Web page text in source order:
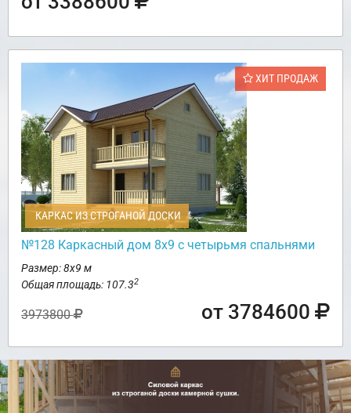
ХИТ ПРОДАЖ
КАРКАС ИЗ СТРОГАНОЙ ДОСКИ
№128 Каркасный дом 8х9 с четырьмя спальнями
Размер: 8х9 м
Общая площадь: 107.32
3973800 от 3784600